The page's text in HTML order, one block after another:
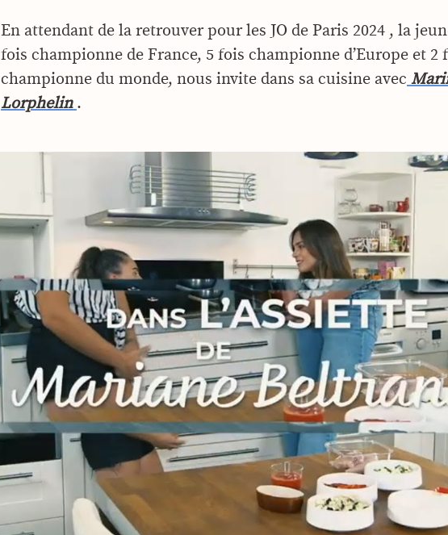
En attendant de la retrouver pour les JO de Paris 2024 , la
fois championne de France, 5 fois championne d’Europe et 2
championne du monde, nous invite dans sa cuisine avec
Lorphelin .